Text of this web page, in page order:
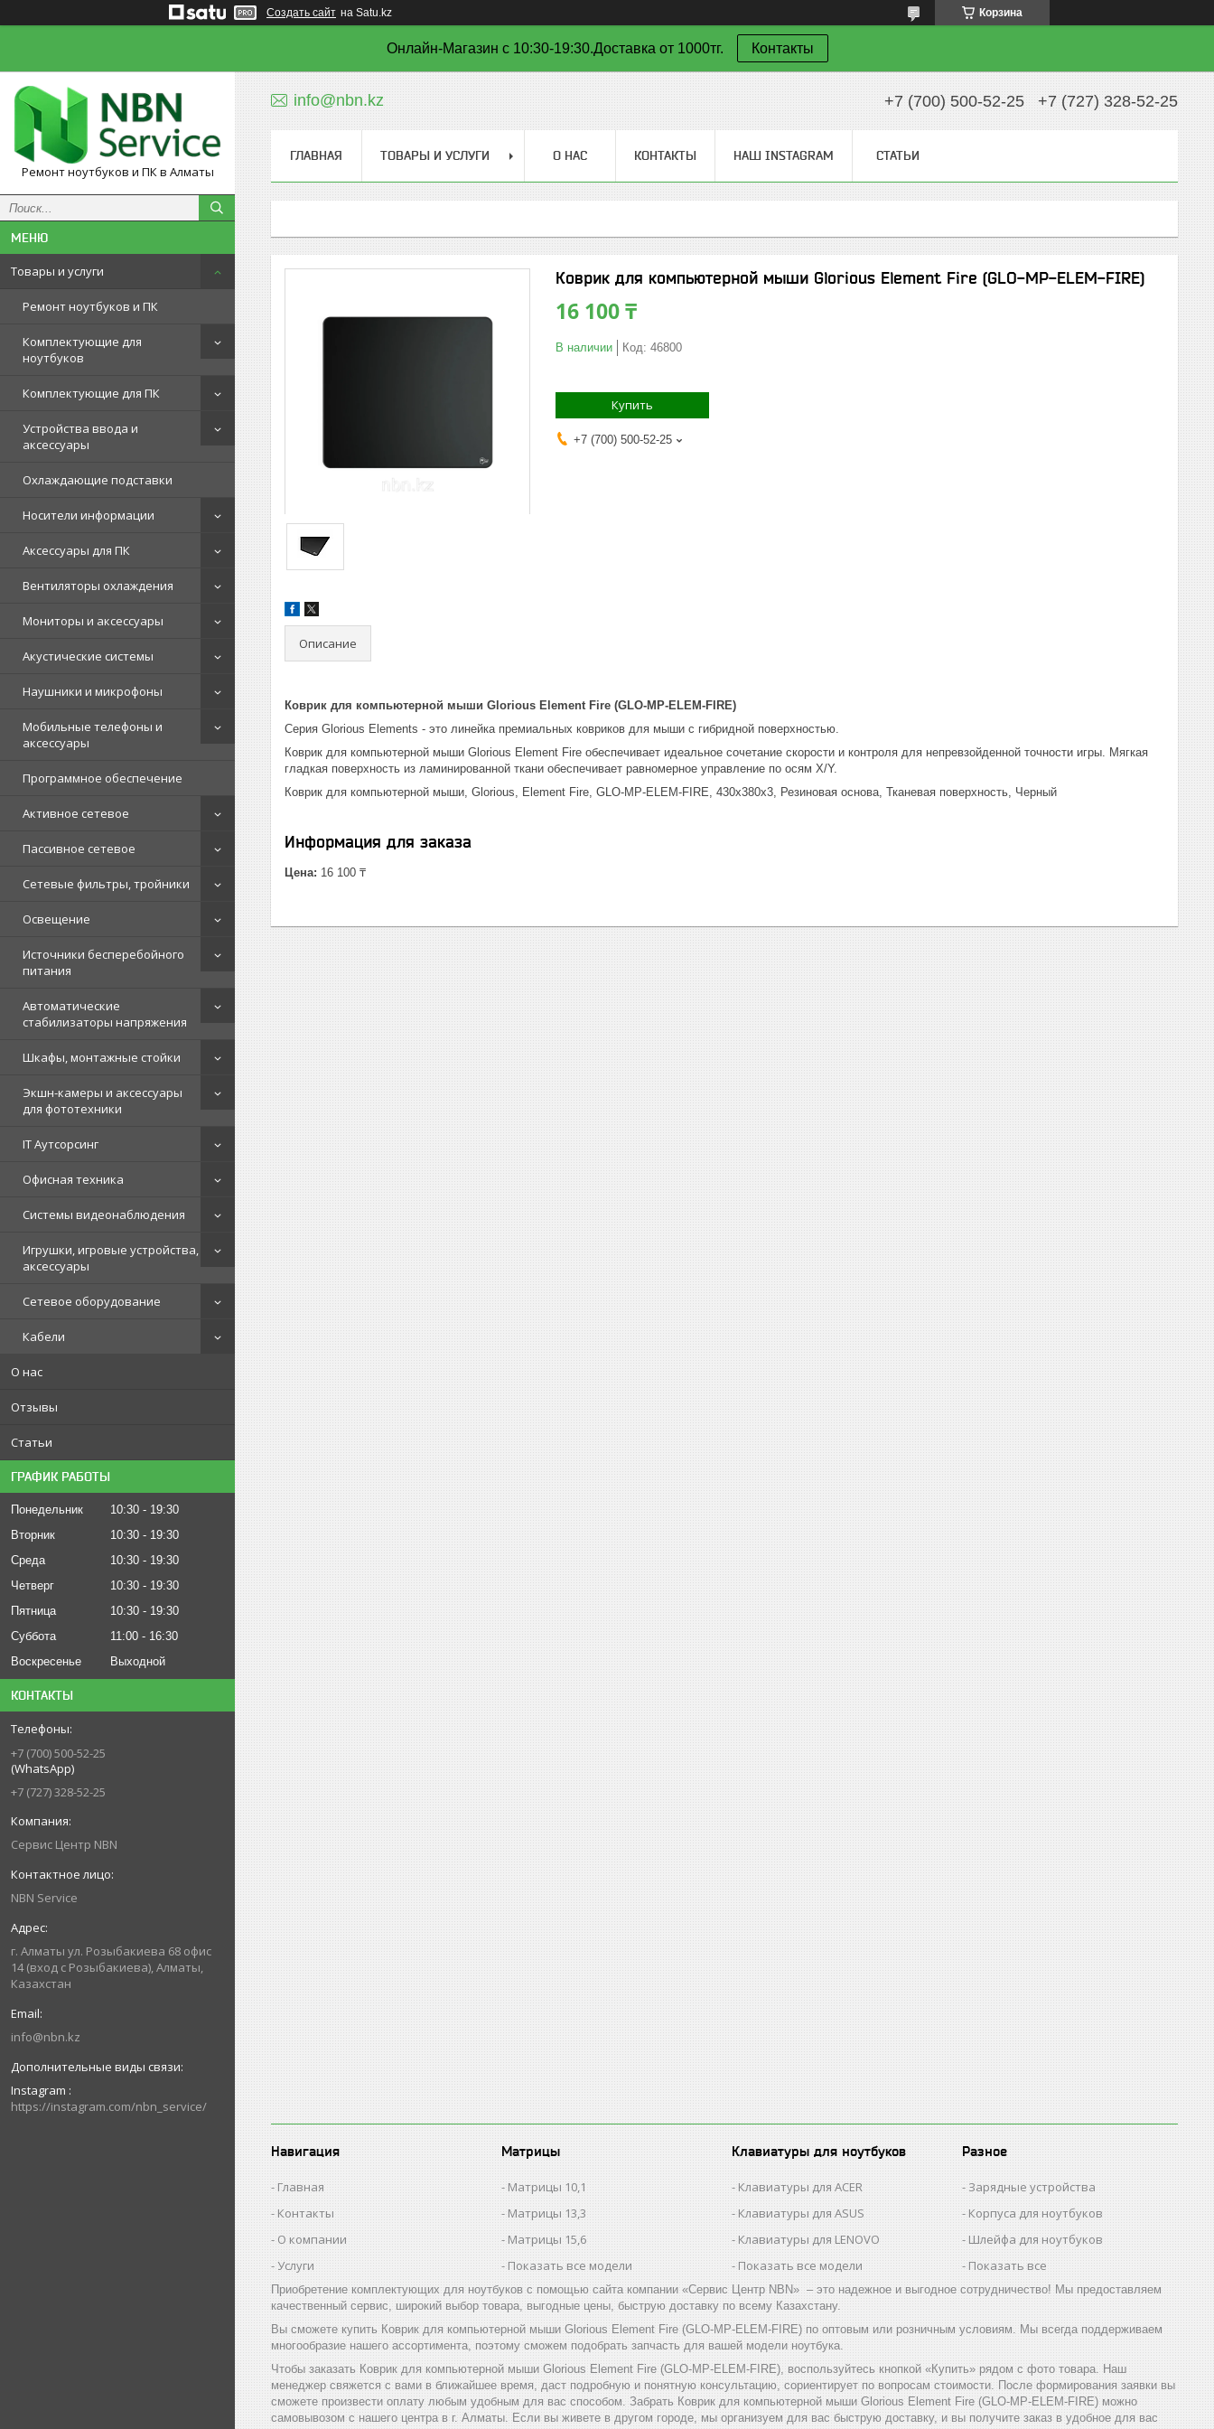
Создать сайт на Satu.kz Корзина
Онлайн-Магазин с 10:30-19:30.Доставка от 1000тг. Контакты
Ремонт ноутбуков и ПК в Алматы
Товары и услуги
Ремонт ноутбуков и ПК
Комплектующие для
ноутбуков
Комплектующие для ПК
Устройства ввода и
аксессуары
Охлаждающие подставки
Носители информации
Аксессуары для ПК
Вентиляторы охлаждения
Мониторы и аксессуары
Акустические системы
Наушники и микрофоны
Мобильные телефоны и
аксессуары
Программное обеспечение
Активное сетевое
Пассивное сетевое
Сетевые фильтры, тройники
Освещение
Источники бесперебойного
питания
Автоматические
стабилизаторы напряжения
Шкафы, монтажные стойки
Экшн-камеры и аксессуары
для фототехники
IT Аутсорсинг
Офисная техника
Системы видеонаблюдения
Игрушки, игровые устройства,
аксессуары
Сетевое оборудование
Кабели
О нас
Отзывы
Статьи
ГРАФИК РАБОТЫ
Понедельник 10:30
19:30
Вторник
10:30
19:30
Среда
10:30
19:30
Четверг
10:30
19:30
Пятница
10:30
19:30
Суббота
11:00
16:30
Воскресенье
Выходной
КОНТАКТЫ
+7 (700) 500-52-25
(WhatsApp)
+7 (727) 328-52-25
Сервис Центр NBN
NBN Service
г. Алматы ул. Розыбакиева 68 офис
14 (вход с Розыбакиева), Алматы,
Казахстан
info@nbn.kz
Instagram
https://instagram.com/nbn_service/
info@nbn.kz +7 (700) 500-52-25 +7 (727) 328-52-25
ГЛАВНАЯ ТОВАРЫ И УСЛУГИ О НАС КОНТАКТЫ НАШ INSTAGRAM СТАТЬИ
Коврик для компьютерной мыши Glorious Element Fire (GLO-MP-ELEM-FIRE)
16 100 ₸
В наличии Код: 46800
Купить
+7 (700) 500-52-25
Описание
Коврик для компьютерной мыши Glorious Element Fire (GLO-MP-ELEM-FIRE)
Серия Glorious Elements - это линейка премиальных ковриков для мыши с гибридной поверхностью.
Коврик для компьютерной мыши Glorious Element Fire обеспечивает идеальное сочетание скорости и контроля для непревзойденной точности игры. Мягкая
гладкая поверхность из ламинированной ткани обеспечивает равномерное управление по осям X/Y.
Коврик для компьютерной мыши, Glorious, Element Fire, GLO-MP-ELEM-FIRE, 430x380x3, Резиновая основа, Тканевая поверхность, Черный
Информация для заказа
Цена: 16 100 ₸
Навигация
Главная
Контакты
О компании
Услуги
Матрицы
Матрицы 10,1
Матрицы 13,3
Матрицы 15,6
Показать все модели
Клавиатуры для ноутбуков
Клавиатуры для ACER
Клавиатуры для ASUS
Клавиатуры для LENOVO
Показать все модели
Разное
Зарядные устройства
Корпуса для ноутбуков
Шлейфа для ноутбуков
Показать все
Приобретение комплектующих для ноутбуков с помощью сайта компании «Сервис Центр NBN» – это надежное и выгодное сотрудничество! Мы предоставляем
качественный сервис, широкий выбор товара, выгодные цены, быструю доставку по всему Казахстану.
Вы сможете купить Коврик для компьютерной мыши Glorious Element Fire (GLO-MP-ELEM-FIRE) по оптовым или розничным условиям. Мы всегда поддерживаем
многообразие нашего ассортимента, поэтому сможем подобрать запчасть для вашей модели ноутбука.
Чтобы заказать Коврик для компьютерной мыши Glorious Element Fire (GLO-MP-ELEM-FIRE), воспользуйтесь кнопкой «Купить» рядом с фото товара. Наш
менеджер свяжется с вами в ближайшее время, даст подробную и понятную консультацию, сориентирует по вопросам стоимости. После формирования заявки вы
сможете произвести оплату любым удобным для вас способом. Забрать Коврик для компьютерной мыши Glorious Element Fire (GLO-MP-ELEM-FIRE) можно
самовывозом с нашего центра в г. Алматы. Если вы живете в другом городе, мы организуем для вас быструю доставку, и вы получите заказ в удобное для вас